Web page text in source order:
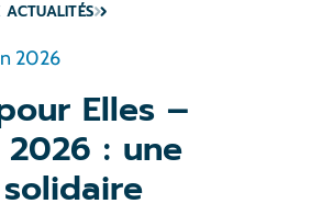
2026
Elles –
: une